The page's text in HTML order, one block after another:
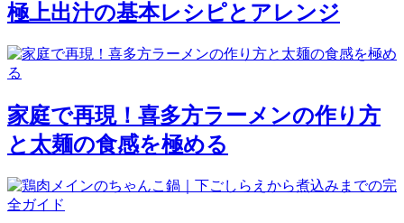
極上出汁の基本レシピとアレンジ
家庭で再現！喜多方ラーメンの作り方
と太麺の食感を極める